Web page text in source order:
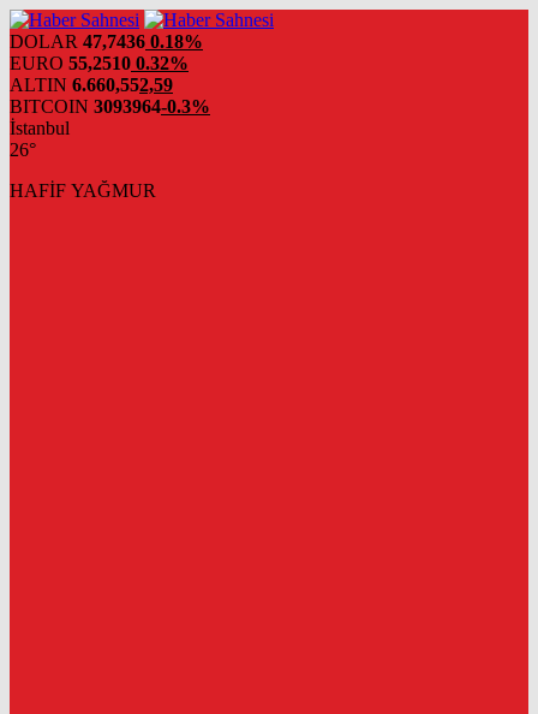
DOLAR 47,7436 0.18%
EURO 55,2510 0.32%
ALTIN 6.660,552,59
BITCOIN 3093964-0.3%
İstanbul
26°
HAFİF YAĞMUR